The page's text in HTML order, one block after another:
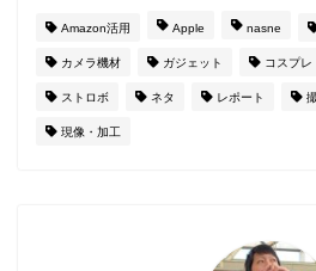
Amazon活用 Apple nasne
カメラ機材 ガジェット コスプレ
ストロボ ネタ レポート
現像・加工